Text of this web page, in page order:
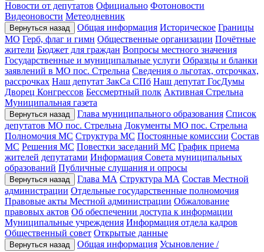
Новости от депутатов Официально Фотоновости
Видеоновости Метеодневник
Вернуться назад Общая информация Историческое Границы
МО Герб, флаг и гимн Общественные организации Почётные
жители Бюджет для граждан Вопросы местного значения
Государственные и муниципальные услуги Образцы и бланки
заявлений в МО пос. Стрельна Сведения о льготах, отсрочках,
рассрочках Наш депутат ЗакСа СПб Наш депутат ГосДумы
Дворец Конгрессов Бессмертный полк Активная Стрельна
Муниципальная газета
Вернуться назад Глава муниципального образования Список
депутатов МО пос. Стрельна Документы МО пос. Стрельна
Полномочия МС Структура МС Постоянные комиссии Состав
МС Решения МС Повестки заседаний МС График приема
жителей депутатами Информация Совета муниципальных
образований Публичные слушания и опросы
Вернуться назад Глава МА Структура МА Состав Местной
администрации Отдельные государственные полномочия
Правовые акты Местной администрации Обжалование
правовых актов Об обеспечении доступа к информации
Муниципальные учреждения Информация отдела кадров
Общественный совет Открытые данные
Вернуться назад Общая информация Усыновление /